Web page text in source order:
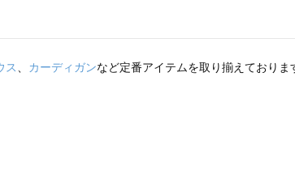
ス、 カーディガンなど定番アイテムを取り揃えておりま